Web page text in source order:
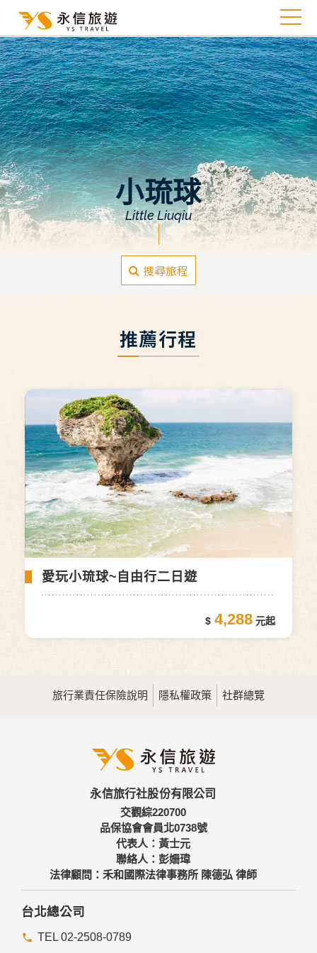
小琉球
Little Liuqiu
搜尋旅程
推薦行程
愛玩小琉球~自由行二日遊
4,288
旅行業責任保險說明 隱私權政策 社群總覽
永信旅行社股份有限公司
交觀綜220700
品保協會會員北0738號
代表人：黃士元
聯絡人：彭姍瑋
法律顧問：禾和國際法律事務所 陳德弘 律師
台北總公司
TEL 02-2508-0789